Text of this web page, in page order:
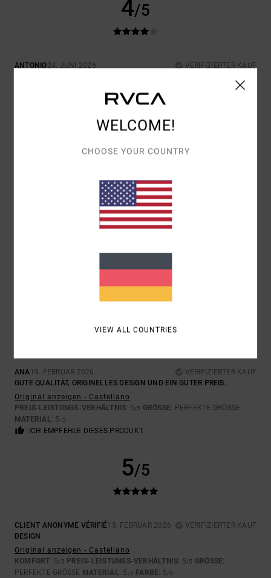
4/5
ANTONIO24. JUNI 2026
VERIFIZIERTER KAUF
Original anzeigen - Português
PREIS-LEISTUNGS-VERHÄLTNIS
ICH EMPFEHLE DIESES PRODUKT
5
PREIS-LEISTUNGS-VERHÄLTNIS
ANA19. FEBRUAR 2026
VERIFIZIERTER KAUF
GUTE QUALITÄT, ORIGINELLES DESIGN UND EIN GUTER PREIS.
Original anzeigen - Castellano
PREIS-LEISTUNGS-VERHÄLTNIS: 5/5 GRÖSSE : PERFEKTE GRÖSSE
MATERIAL: 5 /5
ICH EMPFEHLE DIESES PRODUKT
5/5
CLIENT ANONYME VÉRIFIÉ15. FEBRUAR 2026
VERIFIZIERTER KAUF
DESIGN
Original anzeigen - Castellano
KOMFORT: 5/5 PREIS-LEISTUNGS-VERHÄLTNIS: 5/5 GRÖSSE :
PERFEKTE GRÖSSE MATERIAL: 5 /5 FARBE: 5/5
WELCOME!
CHOOSE YOUR COUNTRY
VIEW ALL COUNTRIES